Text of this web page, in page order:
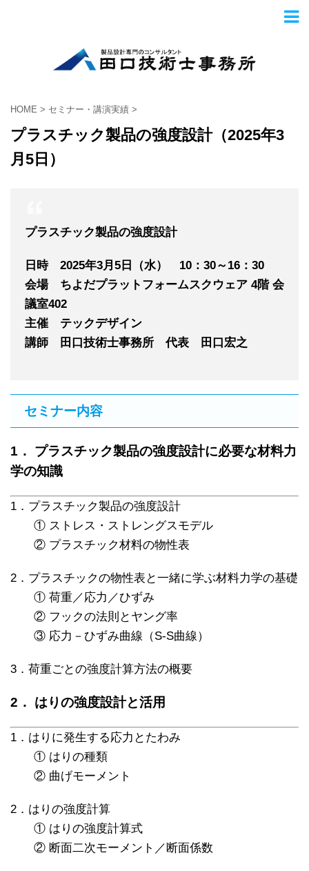
HOME > セミナー・講演実績 >
プラスチック製品の強度設計（2025年3
月5日）
プラスチック製品の強度設計
日時 2025年3月5 日（水） 10：30～16：30
会場 ちよだプラットフォームスクウェア 4階 会
議室402
主催 テックデザイン
講師 田口技術士事務所 代表 田口宏之
セミナー内容
1． プラスチック製品の強度設計に必要な材料力
学の知識
1．プラスチック製品の強度設計
① ストレス・ストレングスモデル
② プラスチック材料の物性表
2．プラスチックの物性表と一緒に学ぶ材料力学の基礎
① 荷重／応力／ひずみ
② フックの法則とヤング率
③ 応力－ひずみ曲線（S-S曲線）
3．荷重ごとの強度計算方法の概要
2． はりの強度設計と活用
1．はりに発生する応力とたわみ
① はりの種類
② 曲げモーメント
2．はりの強度計算
① はりの強度計算式
② 断面二次モーメント／断面係数